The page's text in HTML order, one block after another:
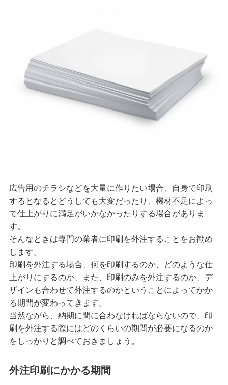
広告用のチラシなどを大量に作りたい場合、自身で印刷
するとなるとどうしても大変だったり、機材不足によっ
て仕上がりに満足がいかなかったりする場合がありま
す。
そんなときは専門の業者に印刷を外注することをお勧め
します。
印刷を外注する場合、何を印刷するのか、どのような仕
上がりにするのか、また、印刷のみを外注するのか、デ
ザインも合わせて外注するのかということによってかか
る期間が変わってきます。
当然ながら、納期に間に合わなければならないので、印
刷を外注する際にはどのくらいの期間が必要になるのか
をしっかりと調べておきましょう。
外注印刷にかかる期間